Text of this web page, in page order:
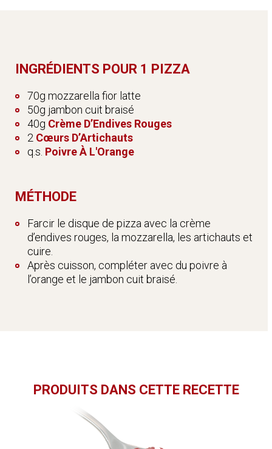
INGRÉDIENTS POUR 1 PIZZA
70g mozzarella fior latte
50g jambon cuit braisé
40g Crème D’Endives Rouges
2 Cœurs D’Artichauts
q.s. Poivre À L'Orange
MÉTHODE
Farcir le disque de pizza avec la crème
d’endives rouges, la mozzarella, les artichauts et
cuire.
Après cuisson, compléter avec du poivre à
l’orange et le jambon cuit braisé.
PRODUITS DANS CETTE RECETTE